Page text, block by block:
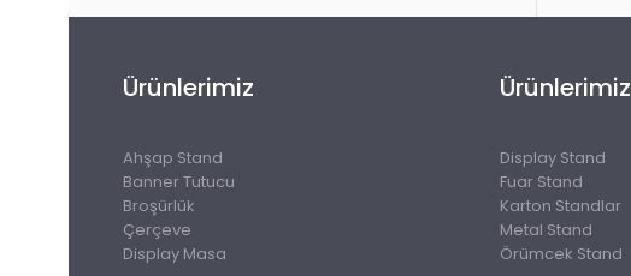
Ürünlerimiz
Ahşap Stand
Banner Tutucu
Broşürlük
Çerçeve
Display Masa
Ürünlerimiz
Display Stand
Fuar Stand
Karton Standlar
Metal Stand
Örümcek Stand